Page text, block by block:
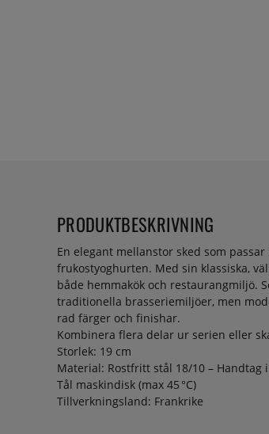
PRODUKTBESKRIVNING
En elegant mellanstor sked som
frukostyoghurten. Med sin klassiska,
både hemmakök och restaurangmiljö.
traditionella brasseriemiljöer, men
rad färger och finishar.
Kombinera flera delar ur serien eller
Storlek: 19 cm
Material: Rostfritt stål 18/10 – Handtag
Tål maskindisk (max 45 °C)
Tillverkningsland: Frankrike